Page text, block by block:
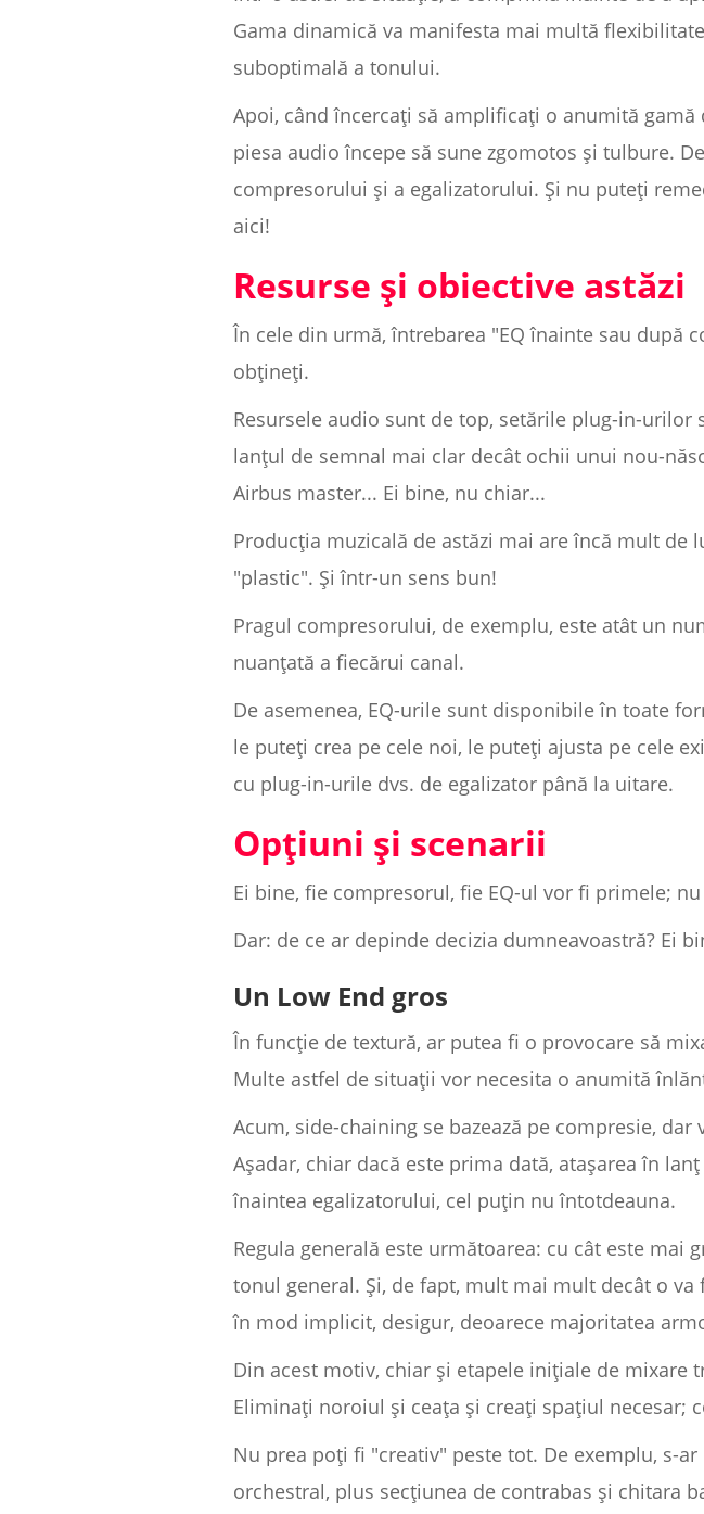
Gama dinamică va manifesta mai multă
suboptimală a tonului.
Apoi, când încercați să amplificați o anumită
piesa audio începe să sune zgomotos și tulbure.
compresorului și a egalizatorului. Și nu puteți
aici!
Resurse și obiective astăzi
În cele din urmă, întrebarea "EQ înainte sau după
obțineți.
Resursele audio sunt de top, setările plug-in-
lanțul de semnal mai clar decât ochii unui nou-
Airbus master... Ei bine, nu chiar...
Producția muzicală de astăzi mai are încă mult
"plastic". Și într-un sens bun!
Pragul compresorului, de exemplu, este atât un
nuanțată a fiecărui canal.
De asemenea, EQ-urile sunt disponibile în toate
le puteți crea pe cele noi, le puteți ajusta pe cele
cu plug-in-urile dvs. de egalizator până la uitare.
Opțiuni și scenarii
Ei bine, fie compresorul, fie EQ-ul vor fi primele;
Dar: de ce ar depinde decizia dumneavoastră? Ei
Un Low End gros
În funcție de textură, ar putea fi o provocare să
Multe astfel de situații vor necesita o anumită
Acum, side-chaining se bazează pe compresie,
Așadar, chiar dacă este prima dată, atașarea în
înaintea egalizatorului, cel puțin nu întotdeauna.
Regula generală este următoarea: cu cât este mai
tonul general. Și, de fapt, mult mai mult decât o
în mod implicit, desigur, deoarece majoritatea
Din acest motiv, chiar și etapele inițiale de mixare
Eliminați noroiul și ceața și creați spațiul necesar;
Nu prea poți fi "creativ" peste tot. De exemplu, s-
orchestral, plus secțiunea de contrabas și chitara